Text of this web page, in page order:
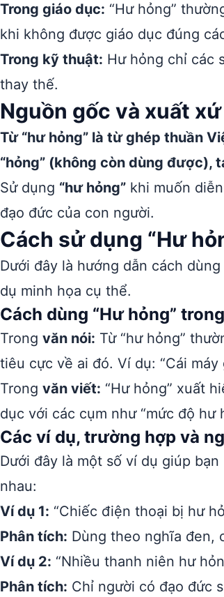
Trong giáo dục: “Hư hỏng”
khi không được giáo dục đúng
Trong kỹ thuật: Hư hỏng chỉ các
thay thế.
Nguồn gốc và xuất xứ
Từ “hư hỏng” là từ ghép thuần
“hỏng” (không còn dùng được),
Sử dụng “hư hỏng” khi muốn
đạo đức của con người.
Cách sử dụng “Hư
Dưới đây là hướng dẫn cách
dụ minh họa cụ thể.
Cách dùng “Hư hỏng”
Trong văn nói: Từ “hư hỏng”
tiêu cực về ai đó. Ví dụ: “Cái máy
Trong văn viết: “Hư hỏng” xuất
dục với các cụm như “mức độ hư
Các ví dụ, trường hợp và
Dưới đây là một số ví dụ giúp
nhau:
Ví dụ 1: “Chiếc điện thoại bị hư
Phân tích: Dùng theo nghĩa đen,
Ví dụ 2: “Nhiều thanh niên hư
Phân tích: Chỉ người có đạo đức